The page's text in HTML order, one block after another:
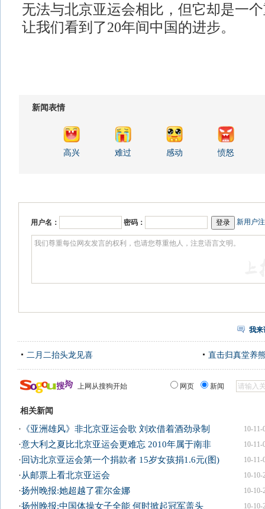
无法与北京亚运会相比，但它却是一
让我们看到了20年间中国的进步。
新闻表情
高兴 难过 感动 愤怒
用户名： 密码： 新用户
我来
二月二抬头龙见喜 直击归真堂养
上网从搜狗开始 网页 新闻
相关新闻
10-11-
· 《亚洲雄风》非北京亚运会歌 刘欢借着酒劲录制
10-11-
·意大利之夏比北京亚运会更难忘 2010年属于南非
10-11-
·回访北京亚运会第一个捐款者 15岁女孩捐1.6元(图)
10-10-
·从邮票上看北京亚运会
10-10-
·扬州晚报:她超越了霍尔金娜
10-10-
·扬州晚报:中国体操女子全能 何时掀起冠军盖头